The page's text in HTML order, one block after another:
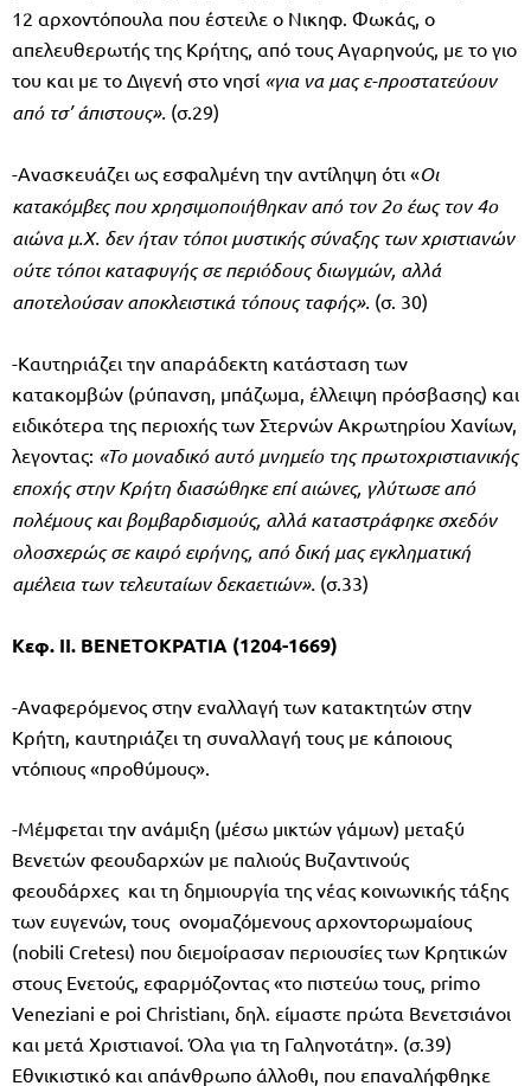
12 αρχοντόπουλα που έστειλε ο Νικηφ. Φωκάς, ο
απελευθερωτής της Κρήτης, από τους Αγαρηνούς, με το γιο
του και με το Διγενή στο νησί «για να μας ε-προστατεύουν
από τσ’ άπιστους». (σ.29)
-Ανασκευάζει ως εσφαλμένη την αντίληψη ότι «Οι
κατακόμβες που χρησιμοποιήθηκαν από τον 2ο έως τον 4ο
αιώνα μ.Χ. δεν ήταν τόποι μυστικής σύναξης των χριστιανών
ούτε τόποι καταφυγής σε περι­όδους διωγμών, αλλά
αποτελούσαν αποκλειστικά τόπους ταφής». (σ. 30)
-Καυτηριάζει την απαράδεκτη κατάσταση των
κατακομβών (ρύπανση, μπάζωμα, έλλειψη πρόσβασης) και
ειδικότερα της περιοχής των Στερνών Ακρωτηρίου Χανίων,
λεγοντας: «Το μοναδικό αυτό μνημείο της πρωτοχριστιανικής
εποχής στην Κρήτη δια­σώθηκε επί αιώνες, γλύτωσε από
πολέμους και βομβαρδισμούς, αλλά κατα­στράφηκε σχεδόν
ολοσχερώς σε καιρό ειρήνης, από δική μας εγκληματική
αμέλεια των τελευταίων δεκαετιών». (σ.33)
Κεφ. ΙΙ. ΒΕΝΕΤΟΚΡΑΤΙΑ (1204-1669)
-Αναφερόμενος στην εναλλαγή των κατακτητών στην
Κρήτη, καυτηριάζει τη συναλλαγή τους με κάποιους
ντόπιους «προθύμους».
-Μέμφεται την ανάμιξη (μέσω μικτών γάμων) μεταξύ
Βενετών φεουδαρχών με παλιούς Βυζαντινούς
φεουδάρχες και τη δημιουργία της νέας κοινωνικής τάξης
των ευγενών, τους ονομαζόμενους αρχοντορωμαίους
(nobili Cretesι) που διεμοίρασαν περιουσίες των Κρητικών
στους Ενετούς, εφαρμόζοντας «το πιστεύω τους, primo
Veneziani e poi Christianι, δηλ. είμαστε πρώτα Βενετσιάνοι
και μετά Χριστιανοί. Όλα για τη Γαληνοτάτη». (σ.39)
Εθνικιστικό και απάνθρωπο άλλοθι, που επαναλήφθηκε